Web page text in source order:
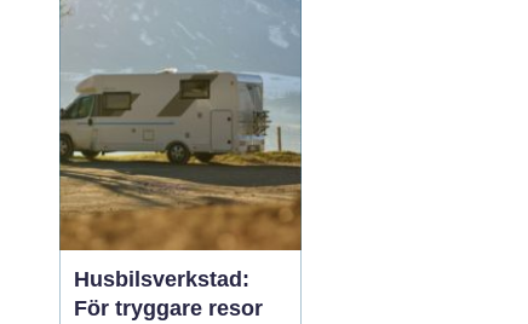
produktionsmiljöer
behöver golvet vara mer
än bara en slityta. Golvet
ska tåla tung trafi...
Husbilsverkstad:
För tryggare resor